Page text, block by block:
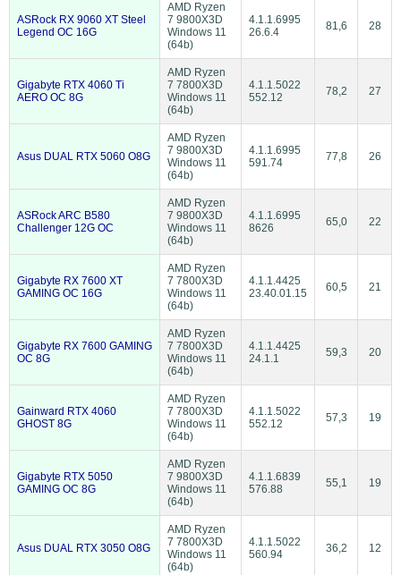
ASRock RX 9060 XT Steel
Legend OC 16G
AMD Ryzen
7 9800X3D
Windows 11
(64b)
4.1.1.6995
26.6.4
81,6 28
Gigabyte RTX 4060 Ti
AERO OC 8G
AMD Ryzen
7 7800X3D
Windows 11
(64b)
4.1.1.5022
552.12
78,2 27
Asus DUAL RTX 5060 O8G
AMD Ryzen
7 9800X3D
Windows 11
(64b)
4.1.1.6995
591.74
77,8 26
ASRock ARC B580
Challenger 12G OC
AMD Ryzen
7 9800X3D
Windows 11
(64b)
4.1.1.6995
8626
65,0 22
Gigabyte RX 7600 XT
GAMING OC 16G
AMD Ryzen
7 7800X3D
Windows 11
(64b)
4.1.1.4425
23.40.01.15
60,5 21
Gigabyte RX 7600 GAMING
OC 8G
AMD Ryzen
7 7800X3D
Windows 11
(64b)
4.1.1.4425
24.1.1
59,3 20
Gainward RTX 4060
GHOST 8G
AMD Ryzen
7 7800X3D
Windows 11
(64b)
4.1.1.5022
552.12
57,3 19
Gigabyte RTX 5050
GAMING OC 8G
AMD Ryzen
7 9800X3D
Windows 11
(64b)
4.1.1.6839
576.88
55,1 19
Asus DUAL RTX 3050 O8G
AMD Ryzen
7 7800X3D
Windows 11
(64b)
4.1.1.5022
560.94
36,2 12